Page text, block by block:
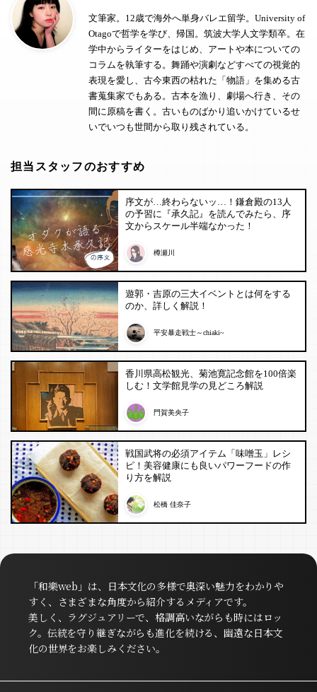
文筆家。12歳で海外へ単身バレエ留学。University of
Otagoで哲学を学び、帰国。筑波大学人文学類卒。在
学中からライターをはじめ、アートや本についての
コラムを執筆する。舞踊や演劇などすべての視覚的
表現を愛し、古今東西の枯れた「物語」を集める古
書蒐集家でもある。古本を漁り、劇場へ行き、その
間に原稿を書く。古いものばかり追いかけているせ
いでいつも世間から取り残されている。
担当スタッフのおすすめ
序文が…終わらないッ…！鎌倉殿の13人
の予習に『承久記』を読んでみたら、序
文からスケール半端なかった！
樽瀬川
遊郭・吉原の三大イベントとは何をする
のか、詳しく解説！
平安暴走戦士～chiaki~
香川県高松観光、菊池寛記念館を100倍楽
しむ！文学館見学の見どころ解説
門賀美央子
戦国武将の必須アイテム「味噌玉」レシ
ピ！美容健康にも良いパワーフードの作
り方を解説
松橋 佳奈子
「和樂web」は、日本文化の多様で奥深い魅力をわかりや
すく、さまざまな角度から紹介するメディアです。
美しく、ラグジュアリーで、格調高いながらも時にはロッ
ク。伝統を守り継ぎながらも進化を続ける、幽遠な日本文
化の世界をお楽しみください。